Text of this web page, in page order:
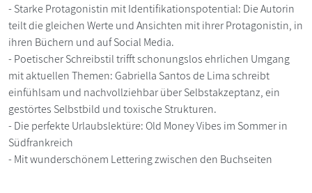
- Starke Protagonistin mit Identifikationspotential: Die Autorin
teilt die gleichen Werte und Ansichten mit ihrer Protagonistin, in
ihren Büchern und auf Social Media.
- Poetischer Schreibstil trifft schonungslos ehrlichen Umgang
mit aktuellen Themen: Gabriella Santos de Lima schreibt
einfühlsam und nachvollziehbar über Selbstakzeptanz, ein
gestörtes Selbstbild und toxische Strukturen.
- Die perfekte Urlaubslektüre: Old Money Vibes im Sommer in
Südfrankreich
- Mit wunderschönem Lettering zwischen den Buchseiten